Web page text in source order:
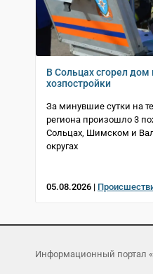
В Сольцах сгорел дом
хозпостройки
За минувшие сутки на
региона произошло 3
Сольцах, Шимском и
округах
05.08.2026 |
Информационный портал